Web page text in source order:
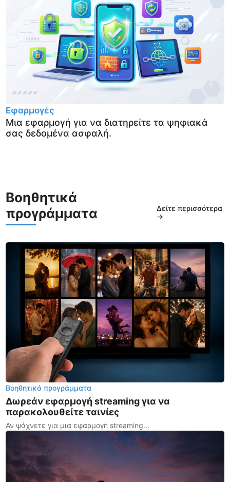
Εφαρμογές
Μια εφαρμογή για να διατηρείτε τα ψηφιακά
σας δεδομένα ασφαλή.
Βοηθητικά
προγράμματα
Δείτε περισσότερα
→
Βοηθητικά προγράμματα
Δωρεάν εφαρμογή streaming για να
παρακολουθείτε ταινίες
Αν ψάχνετε για μια εφαρμογή streaming...